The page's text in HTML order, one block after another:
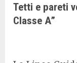
Tetti e pareti
Classe A”